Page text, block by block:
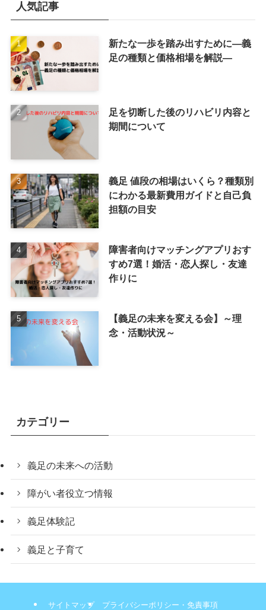
人気記事
新たな一歩を踏み出すために―義
足の種類と価格相場を解説―
足を切断した後のリハビリ内容と
期間について
義足 値段の相場はいくら？種類別
にわかる最新費用ガイドと自己負
担額の目安
障害者向けマッチングアプリおす
すめ7選！婚活・恋人探し・友達
作りに
【義足の未来を変える会】～理
念・活動状況～
カテゴリー
義足の未来への活動
障がい者役立つ情報
義足体験記
義足と子育て
サイトマップ プライバシーポリシー・免責事項